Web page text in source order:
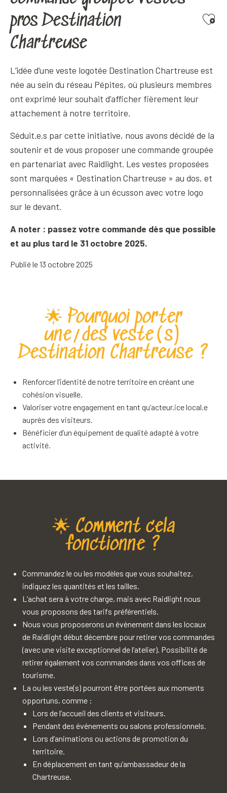
pros Destination
Chartreuse
L’idée d’une veste logotée Destination Chartreuse est
née au sein du réseau Pépites, où plusieurs membres
ont exprimé leur souhait d’afficher fièrement leur
attachement à notre territoire.
Séduit.e.s par cette initiative, nous avons décidé de la
soutenir et de vous proposer une commande groupée
en partenariat avec Raidlight. Les vestes proposées
sont marquées « Destination Chartreuse » au dos, et
personnalisées grâce à un écusson avec votre logo
sur le devant.
A noter : passez votre commande dès que possible
et au plus tard le 31 octobre 2025.
Publié le 13 octobre 2025
🌟 Pourquoi porter
une/des veste(s)
Destination Chartreuse ?
Renforcer l’identité de notre territoire en créant une
cohésion visuelle.
Valoriser votre engagement en tant qu’acteur.ice local.e
auprès des visiteurs.
Bénéficier d’un équipement de qualité adapté à votre
activité.
🌟 Comment cela
fonctionne ?
Commandez le ou les modèles que vous souhaitez,
indiquez les quantités et les tailles.
L’achat sera à votre charge, mais avec Raidlight nous
vous proposons des tarifs préférentiels.
Nous vous proposerons un évènement dans les locaux
de Raidlight début décembre pour retirer vos commandes
(avec une visite exceptionnel de l’atelier). Possibilité de
retirer également vos commandes dans vos offices de
tourisme.
La ou les veste(s) pourront être portées aux moments
opportuns, comme :
Lors de l’accueil des clients et visiteurs.
Pendant des événements ou salons professionnels.
Lors d’animations ou actions de promotion du
territoire.
En déplacement en tant qu’ambassadeur de la
Chartreuse.